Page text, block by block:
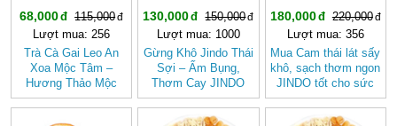
68,000
115,000
Lượt mua: 256
Trà Cà Gai Leo An
Xoa Mộc Tâm –
Hương Thảo Mộc
Cho Ngày Thư Thái
130,000
150,000
Lượt mua: 1000
Gừng Khô Jindo Thái
Sợi – Ấm Bụng,
Thơm Cay JINDO
180,000
220,000
Lượt mua: 356
Mua Cam thái lát sấy
khô, sạch thơm ngon
JINDO tốt cho sức
khỏe